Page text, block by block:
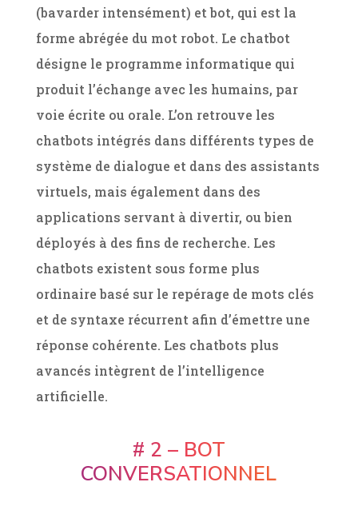
(bavarder intensément) et bot, qui est la
forme abrégée du mot robot. Le chatbot
désigne le programme informatique qui
produit l’échange avec les humains, par
voie écrite ou orale. L’on retrouve les
chatbots intégrés dans différents types de
système de dialogue et dans des assistants
virtuels, mais également dans des
applications servant à divertir, ou bien
déployés à des fins de recherche. Les
chatbots existent sous forme plus
ordinaire basé sur le repérage de mots clés
et de syntaxe récurrent afin d’émettre une
réponse cohérente. Les chatbots plus
avancés intègrent de l’intelligence
artificielle.
# 2 – BOT
CONVERSATIONNEL